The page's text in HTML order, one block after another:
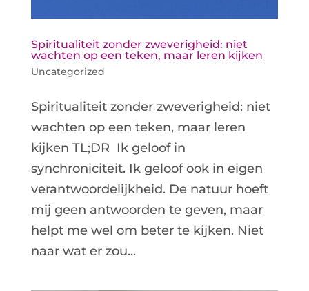
Spiritualiteit zonder zweverigheid: niet
wachten op een teken, maar leren kijken
Uncategorized
Spiritualiteit zonder zweverigheid: niet
wachten op een teken, maar leren
kijken TL;DR Ik geloof in
synchroniciteit. Ik geloof ook in eigen
verantwoordelijkheid. De natuur hoeft
mij geen antwoorden te geven, maar
helpt me wel om beter te kijken. Niet
naar wat er zou...